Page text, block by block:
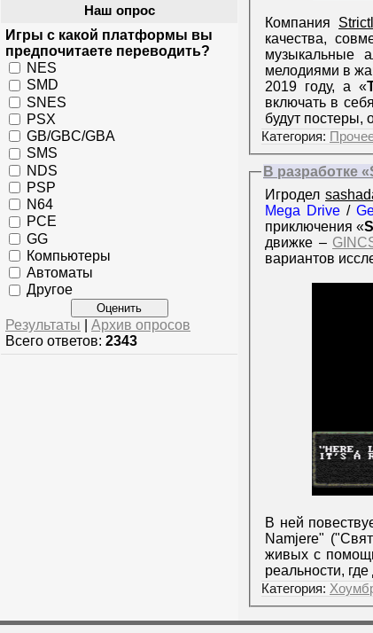
Наш опрос
Игры с какой платформы вы
предпочитаете переводить?
NES
SMD
SNES
PSX
GB/GBC/GBA
SMS
NDS
PSP
N64
PCE
GG
Компьютеры
Автоматы
Другое
Результаты
Архив опросов
Всего ответов: 2343
Компания
качества,
музыкальные
мелодиями в
2019 году, а «
включать в
будут постеры,
Категория:
В разработке
Игродел
Mega Drive /
приключения «
движке –
вариантов
В ней
Namjere"
живых с
реальности,
Категория: